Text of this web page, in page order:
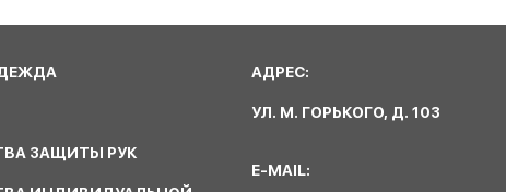
ЗАЩИТЫ РУК
АДРЕС:
УЛ. М. ГОРЬКОГО, Д. 103
E-MAIL: